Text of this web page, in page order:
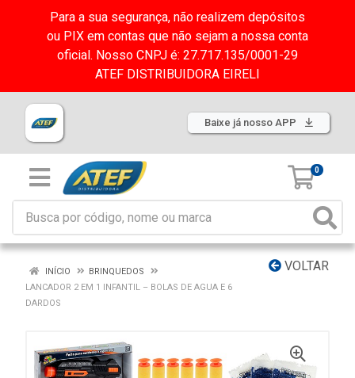
Para a sua segurança, não realizem depósitos
ou PIX em contas que não sejam a nossa conta
oficial. Nosso CNPJ é: 27.717.135/0001-29
ATEF DISTRIBUIDORA EIRELI
Baixe já nosso APP
0
VOLTAR
INÍCIO
BRINQUEDOS
LANCADOR 2 EM 1 INFANTIL – BOLAS DE AGUA E 6
DARDOS